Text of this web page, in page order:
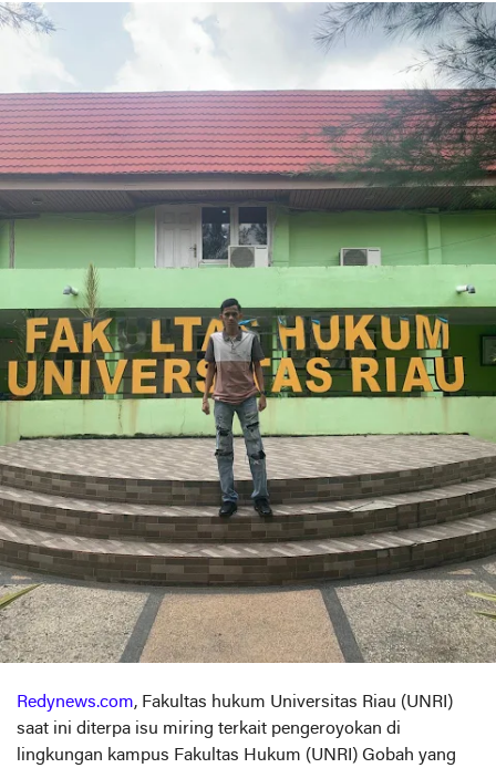
Redynews.com, Fakultas hukum Universitas Riau (UNRI)
saat ini diterpa isu miring terkait pengeroyokan di
lingkungan kampus Fakultas Hukum (UNRI) Gobah yang